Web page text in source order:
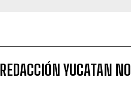
REDACCIÓN YUCATAN